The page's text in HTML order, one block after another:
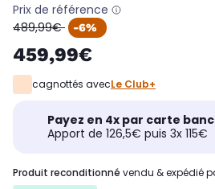
Prix de référence
oldPrice
489,99€ -6%
459,99€
cagnottés avecLe Club+
Payez en 4x par carte
Apport de 126,5€ puis 3x 115€
produit reconditionné vendu & expédié